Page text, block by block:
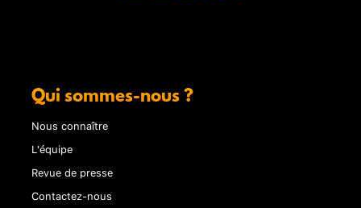
Qui sommes-nous ?
Nous connaître
L'équipe
Revue de presse
Contactez-nous